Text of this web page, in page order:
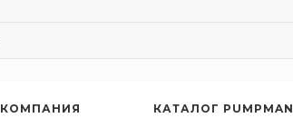
КОМПАНИЯ КАТАЛОГ PUMPMAN